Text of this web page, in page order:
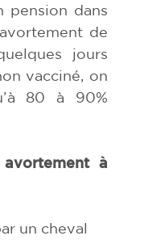
pension dans
de
jours
vacciné, on
80 à 90%
avortement à
un cheval